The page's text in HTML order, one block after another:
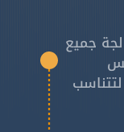
جميع